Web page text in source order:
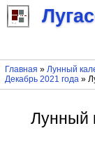
Главная » Лунный
Декабрь 2021 года»
Лунный